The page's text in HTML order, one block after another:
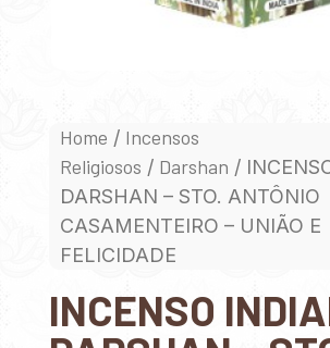
Home / Incensos
Religiosos / Darshan /
DARSHAN – STO. ANTÔNIO
CASAMENTEIRO – UNIÃO E
FELICIDADE
INCENSO